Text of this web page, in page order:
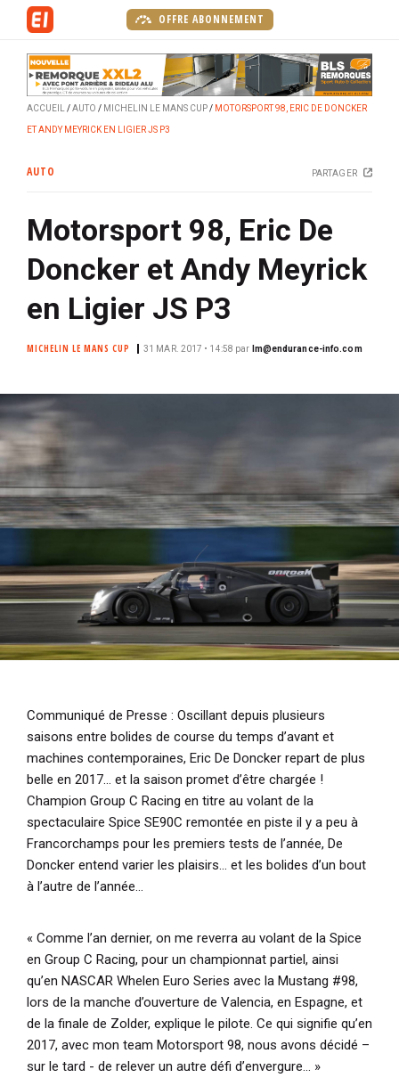
c
i
p
a
l
OFFRE ABONNEMENT
ACCUEIL AUTO MICHELIN LE MANS CUP MOTORSPORT 98, ERIC DE DONCKER
ET ANDY MEYRICK EN LIGIER JS P3
AUTO PARTAGER
Motorsport 98, Eric De
Doncker et Andy Meyrick
en Ligier JS P3
MICHELIN LE MANS CUP 31 MAR. 2017 • 14:58 par lm@endurance-info.com
Communiqué de Presse : Oscillant depuis plusieurs
saisons entre bolides de course du temps d’avant et
machines contemporaines, Eric De Doncker repart de plus
belle en 2017… et la saison promet d’être chargée !
Champion Group C Racing en titre au volant de la
spectaculaire Spice SE90C remontée en piste il y a peu à
Francorchamps pour les premiers tests de l’année, De
Doncker entend varier les plaisirs… et les bolides d’un bout
à l’autre de l’année…
« Comme l’an dernier, on me reverra au volant de la Spice
en Group C Racing, pour un championnat partiel, ainsi
qu’en NASCAR Whelen Euro Series avec la Mustang #98,
lors de la manche d’ouverture de Valencia, en Espagne, et
de la finale de Zolder, explique le pilote. Ce qui signifie qu’en
2017, avec mon team Motorsport 98, nous avons décidé –
sur le tard - de relever un autre défi d’envergure… »